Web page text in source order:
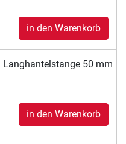
in den Warenkorb
Langhantelstange 50 mm
in den Warenkorb